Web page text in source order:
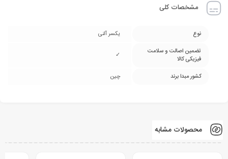
مشخصات کلی
نوع
یکسر آلنی
تضمین اصالت و سلامت
فیزیکی کالا
✓
کشور مبدا برند چین
محصولات مشابه